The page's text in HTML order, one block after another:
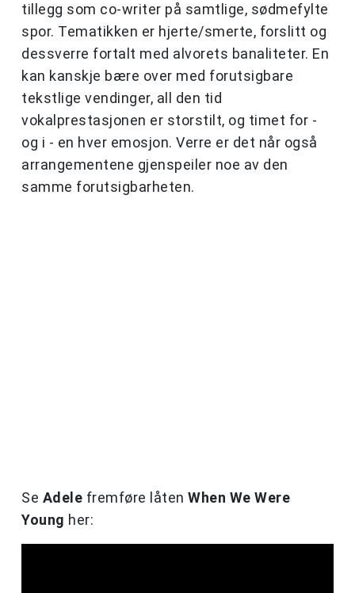
tillegg som co-writer på samtlige, sødmefylte
spor. Tematikken er hjerte/smerte, forslitt og
dessverre fortalt med alvorets banaliteter. En
kan kanskje bære over med forutsigbare
tekstlige vendinger, all den tid
vokalprestasjonen er storstilt, og timet for -
og i - en hver emosjon. Verre er det når også
arrangementene gjenspeiler noe av den
samme forutsigbarheten.
Se Adele fremføre låten When We Were
Young her: